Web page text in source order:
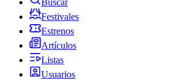
Buscar
Festivales
Estrenos
Artículos
Listas
Usuarios